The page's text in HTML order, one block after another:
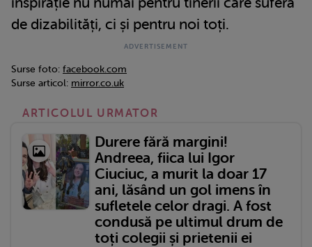
de dizabilități, ci și pentru noi toți.
Surse foto: facebook.com
Surse articol: mirror.co.uk
ARTICOLUL URMATOR
Durere fără margini!
Andreea, fiica lui Igor
Ciuciuc, a murit la doar 17
ani, lăsând un gol imens în
sufletele celor dragi. A fost
condusă pe ultimul drum de
toți colegii și prietenii ei